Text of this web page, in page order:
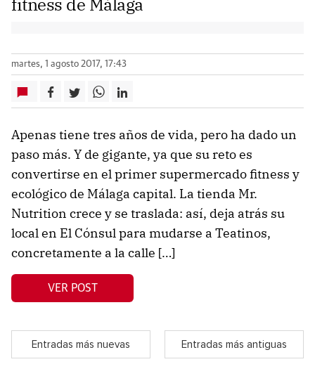
martes, 1 agosto 2017, 17:43
Apenas tiene tres años de vida, pero ha dado un
paso más. Y de gigante, ya que su reto es
convertirse en el primer supermercado fitness y
ecológico de Málaga capital. La tienda Mr.
Nutrition crece y se traslada: así, deja atrás su
local en El Cónsul para mudarse a Teatinos,
concretamente a la calle […]
VER POST
Entradas más nuevas Entradas más antiguas